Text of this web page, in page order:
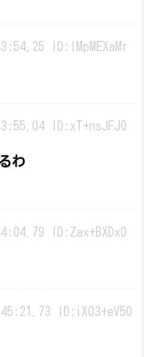
ID:IMpMEXaMr
ID:xT+nsJFJ0
わ
ID:Zax+BXDx0
ID:iXO3+eV50